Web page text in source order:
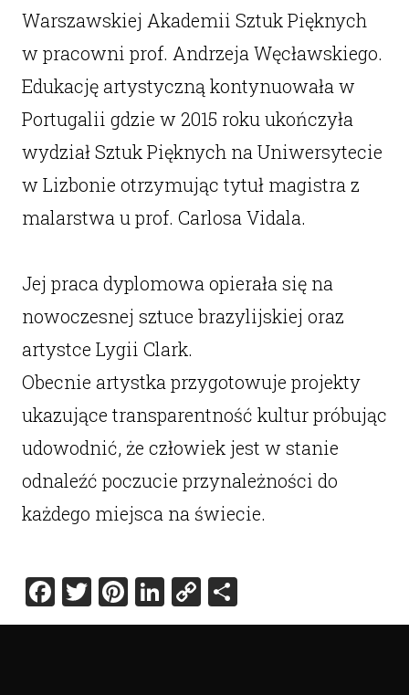
Warszawskiej Akademii Sztuk Pięknych
w pracowni prof. Andrzeja Węcławskiego.
Edukację artystyczną kontynuowała w
Portugalii gdzie w 2015 roku ukończyła
wydział Sztuk Pięknych na Uniwersytecie
w Lizbonie otrzymując tytuł magistra z
malarstwa u prof. Carlosa Vidala.
Jej praca dyplomowa opierała się na
nowoczesnej sztuce brazylijskiej oraz
artystce Lygii Clark.
Obecnie artystka przygotowuje projekty
ukazujące transparentność kultur próbując
udowodnić, że człowiek jest w stanie
odnaleźć poczucie przynależności do
każdego miejsca na świecie.
Facebook
Twitter
Pinterest
LinkedIn
Copy
Link
Share